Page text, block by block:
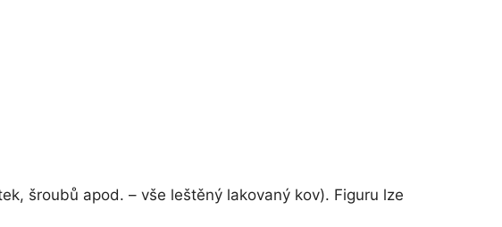
šroubů apod. – vše leštěný lakovaný kov). Figuru lze